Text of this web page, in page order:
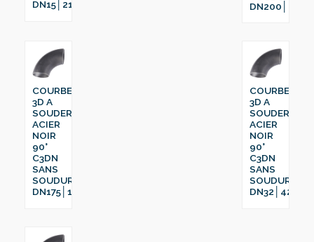
DN15│21.3
DN200│219.1
COURBE
3D A
SOUDER
ACIER
NOIR
90°
C3DN
SANS
SOUDURE
DN175│193.7
COURBE
3D A
SOUDER
ACIER
NOIR
90°
C3DN
SANS
SOUDURE
DN32│42.4